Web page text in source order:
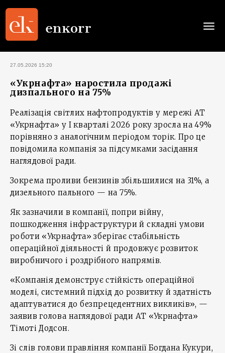
27.05.2026 15:20
«Укрнафта» наростила продажі
дизпального на 75%
Реалізація світлих нафтопродуктів у мережі АТ
«Укрнафта» у І кварталі 2026 року зросла на 49%
порівняно з аналогічним періодом торік. Про це
повідомила компанія за підсумками засідання
наглядової ради.
Зокрема проливи бензинів збільшилися на 31%, а
дизельного пального — на 75%.
Як зазначили в компанії, попри війну,
пошкодження інфраструктури й складні умови
роботи «Укрнафта» зберігає стабільність
операційної діяльності й продовжує розвиток
виробничого і роздрібного напрямів.
«Компанія демонструє стійкість операційної
моделі, системний підхід до розвитку й здатність
адаптуватися до безпрецедентних викликів», —
заявив голова наглядової ради АТ «Укрнафта»
Тімоті Додсон.
Зі слів голови правління компанії Богдана Кукури,